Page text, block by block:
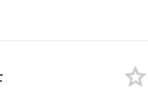
office.j